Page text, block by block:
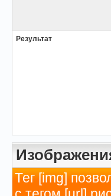
Результат
Тег [img]